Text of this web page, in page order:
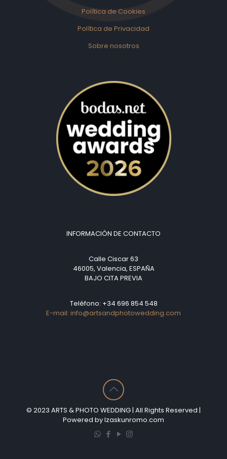
Política de Cookies
Política de Privacidad
Sobre nosotros
INFORMACIÓN DE CONTACTO
Calle Ciscar 63
46005, Valencia, ESPAÑA
BAJO CITA PREVIA
Teléfono: +34 696 854 548
E-mail: info@artsandphotowedding.com
© 2023 ARTS & PHOTO WEDDING | All Rights Reserved |
Powered by Izaskunromo.com